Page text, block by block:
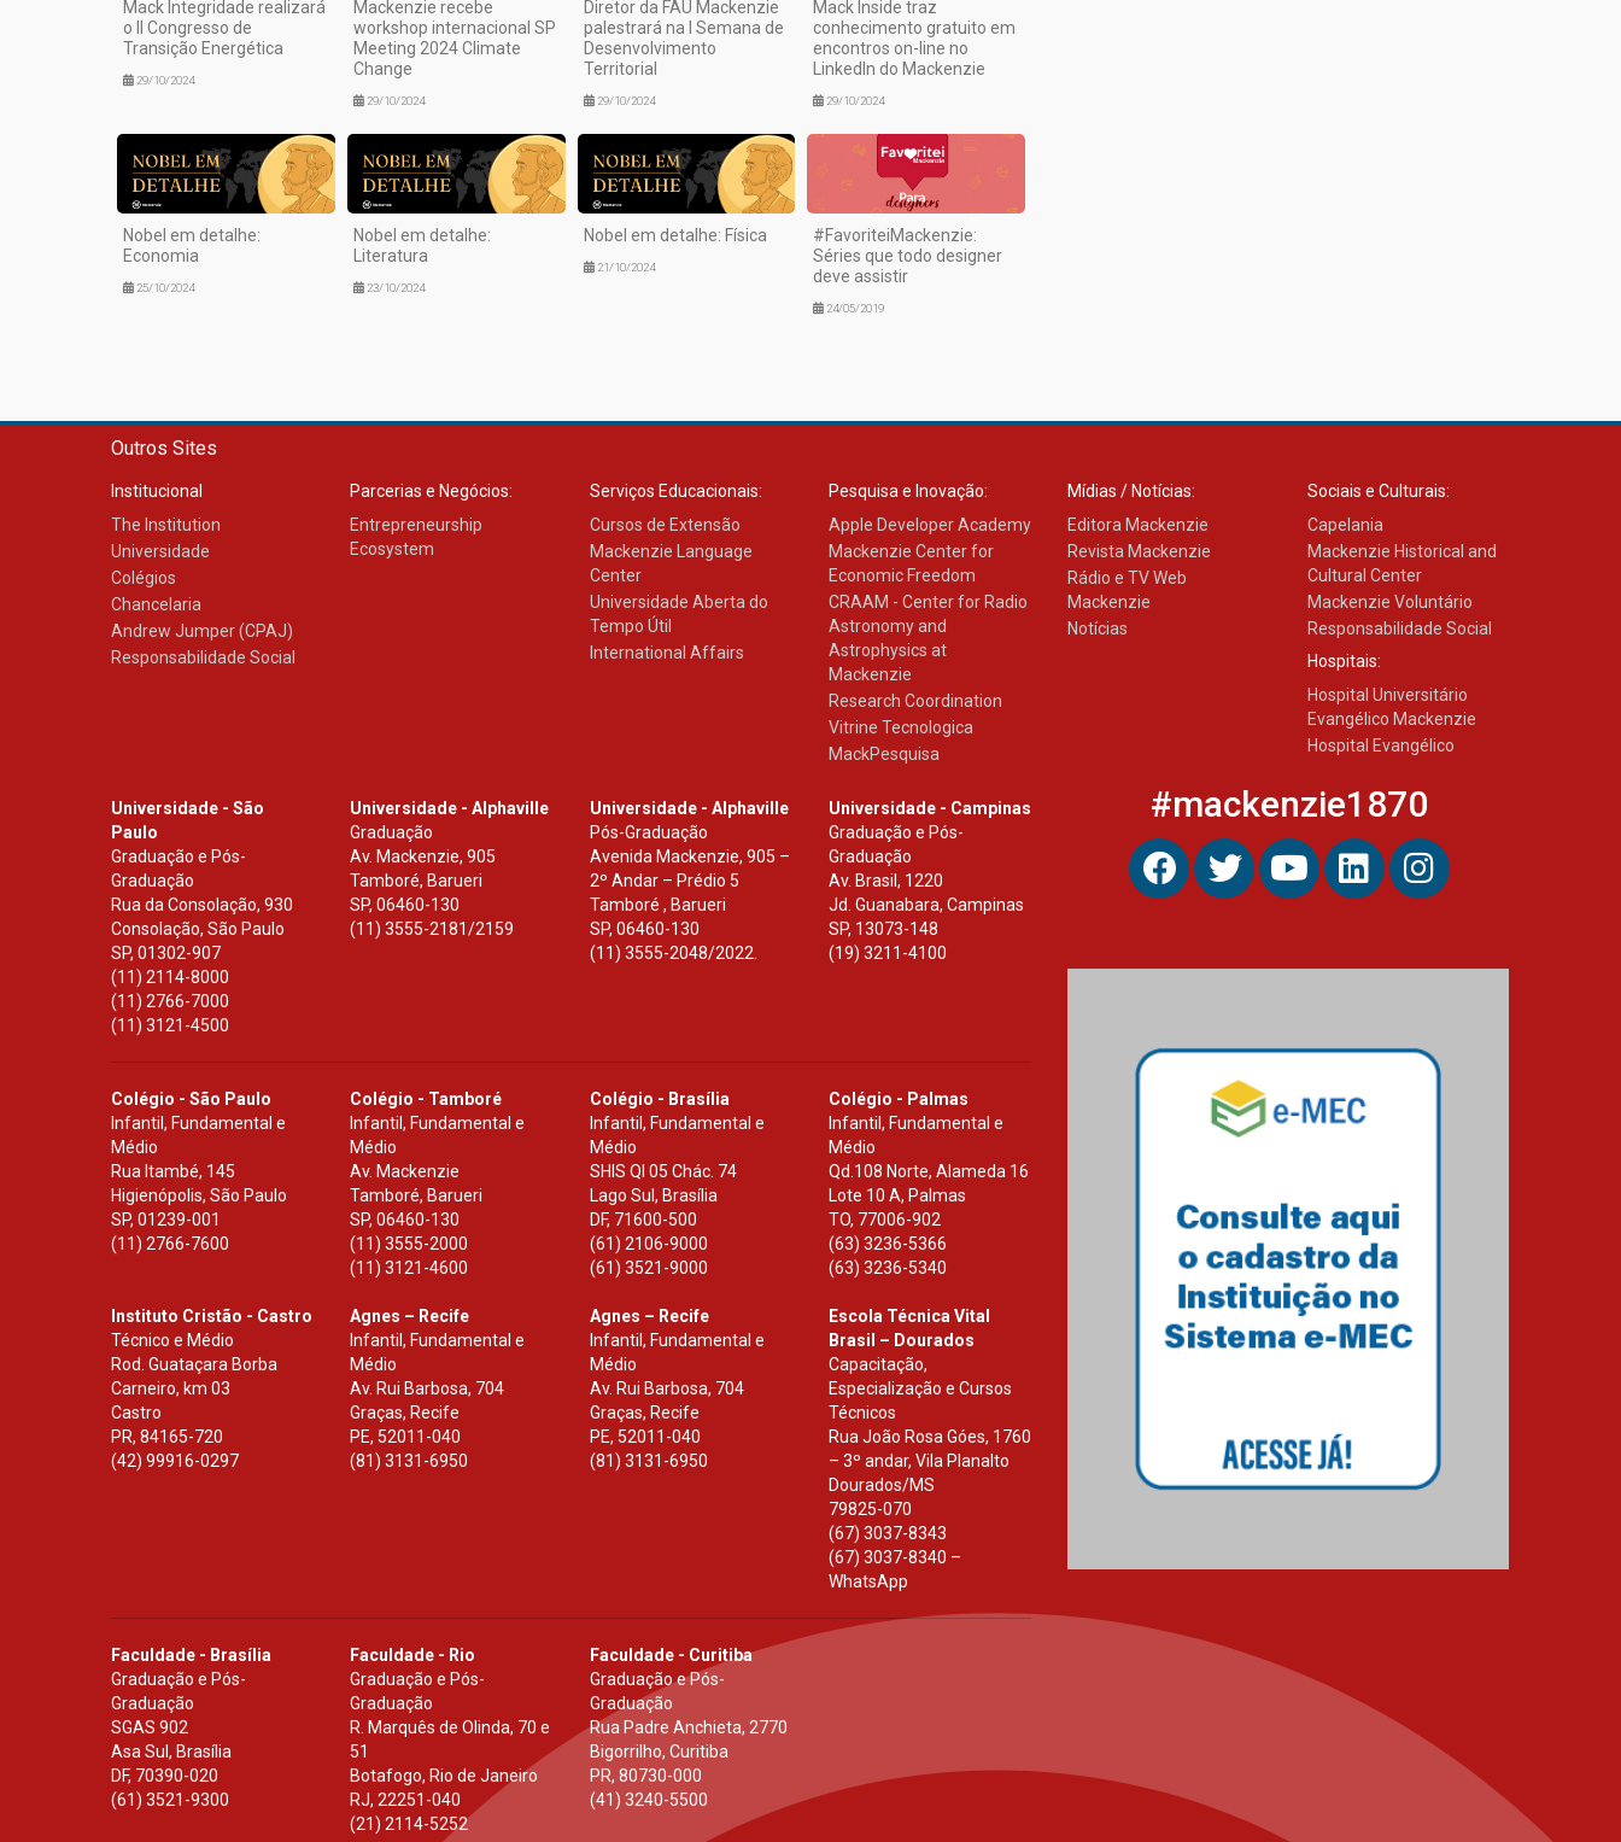
Mack Integridade realizará
o II Congresso de
Transição Energética
29/10/2024
Mackenzie recebe
workshop internacional SP
Meeting 2024 Climate
Change
29/10/2024
Diretor da FAU Mackenzie
palestrará na I Semana de
Desenvolvimento
Territorial
29/10/2024
Mack Inside traz
conhecimento gratuito em
encontros on-line no
LinkedIn do Mackenzie
29/10/2024
Nobel em detalhe:
Economia
25/10/2024
Nobel em detalhe:
Literatura
23/10/2024
Nobel em detalhe: Física
21/10/2024
#FavoriteiMackenzie:
Séries que todo designer
deve assistir
24/05/2019
Outros Sites
Institucional
The Institution
Universidade
Colégios
Chancelaria
Andrew Jumper (CPAJ)
Responsabilidade Social
Parcerias e Negócios:
Entrepreneurship
Ecosystem
Serviços Educacionais:
Cursos de Extensão
Mackenzie Language
Center
Universidade Aberta do
Tempo Útil
International Affairs
Pesquisa e Inovação:
Apple Developer Academy
Mackenzie Center for
Economic Freedom
CRAAM - Center for Radio
Astronomy and
Astrophysics at
Mackenzie
Research Coordination
Vitrine Tecnologica
MackPesquisa
Mídias / Notícias:
Editora Mackenzie
Revista Mackenzie
Rádio e TV Web
Mackenzie
Notícias
Sociais e Culturais:
Capelania
Mackenzie Historical and
Cultural Center
Mackenzie Voluntário
Responsabilidade Social
Hospitais:
Hospital Universitário
Evangélico Mackenzie
Hospital Evangélico
Universidade - São
Paulo
Graduação e Pós-
Graduação
Rua da Consolação, 930
Consolação, São Paulo
SP, 01302-907
(11) 2114-8000
(11) 2766-7000
(11) 3121-4500
Universidade - Alphaville
Graduação
Av. Mackenzie, 905
Tamboré, Barueri
SP,06460-130
(11) 3555-2181/2159
Universidade - Alphaville
Pós-Graduação
Avenida Mackenzie, 905 –
2º Andar – Prédio 5
Tamboré , Barueri
SP, 06460-130
(11) 3555-2048/2022.
Universidade - Campinas
Graduação e Pós-
Graduação
Av. Brasil, 1220
Jd. Guanabara, Campinas
SP, 13073-148
(19) 3211-4100
Colégio - São Paulo
Infantil, Fundamental e
Médio
Rua Itambé, 145
Higienópolis, São Paulo
SP, 01239-001
(11) 2766-7600
Colégio - Tamboré
Infantil, Fundamental e
Médio
Av. Mackenzie
Tamboré, Barueri
SP,06460-130
(11) 3555-2000
(11) 3121-4600
Colégio - Brasília
Infantil, Fundamental e
Médio
SHIS Ql 05 Chác. 74
Lago Sul, Brasília
DF, 71600-500
(61) 2106-9000
(61) 3521-9000
Colégio - Palmas
Infantil, Fundamental e
Médio
Qd.108 Norte, Alameda 16
Lote 10 A, Palmas
TO, 77006-902
(63) 3236-5366
(63) 3236-5340
Instituto Cristão - Castro
Técnico e Médio
Rod. Guataçara Borba
Carneiro, km 03
Castro
PR, 84165-720
(42) 99916-0297
Agnes – Recife
Infantil, Fundamental e
Médio
Av. Rui Barbosa, 704
Graças, Recife
PE, 52011-040
(81) 3131-6950
Agnes – Recife
Infantil, Fundamental e
Médio
Av. Rui Barbosa, 704
Graças, Recife
PE, 52011-040
(81) 3131-6950
Escola Técnica Vital
Brasil – Dourados
Capacitação,
Especialização e Cursos
Técnicos
Rua João Rosa Góes, 1760
– 3º andar, Vila Planalto
Dourados/MS
79825-070
(67) 3037-8343
(67) 3037-8340 –
WhatsApp
Faculdade - Brasília
Graduação e Pós-
Graduação
SGAS 902
Asa Sul, Brasília
DF, 70390-020
(61) 3521-9300
Faculdade - Rio
Graduação e Pós-
Graduação
R. Marquês de Olinda, 70 e
51
Botafogo, Rio de Janeiro
RJ,22251-040
(21) 2114-5252
Faculdade - Curitiba
Graduação e Pós-
Graduação
Rua Padre Anchieta, 2770
Bigorrilho, Curitiba
PR, 80730-000
(41) 3240-5500
#mackenzie1870